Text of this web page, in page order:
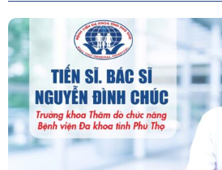
“Người Dẫn Đường” Của
Năng – Bệnh Viện Đa